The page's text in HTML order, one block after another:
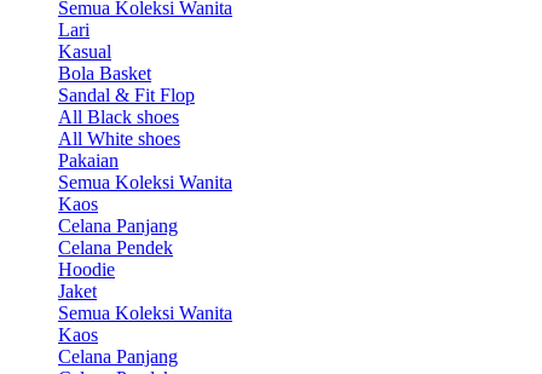
Semua Koleksi Wanita
Lari
Kasual
Bola Basket
Sandal & Fit Flop
All Black shoes
All White shoes
Pakaian
Semua Koleksi Wanita
Kaos
Celana Panjang
Celana Pendek
Hoodie
Jaket
Semua Koleksi Wanita
Kaos
Celana Panjang